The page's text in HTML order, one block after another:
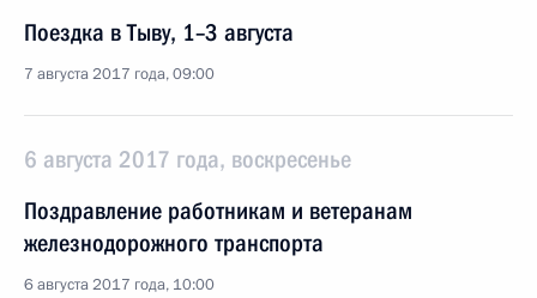
Поездка в Тыву, 1–3 августа
7 августа 2017 года, 09:00
6 августа 2017 года, воскресенье
Поздравление работникам и ветеранам
железнодорожного транспорта
6 августа 2017 года, 10:00